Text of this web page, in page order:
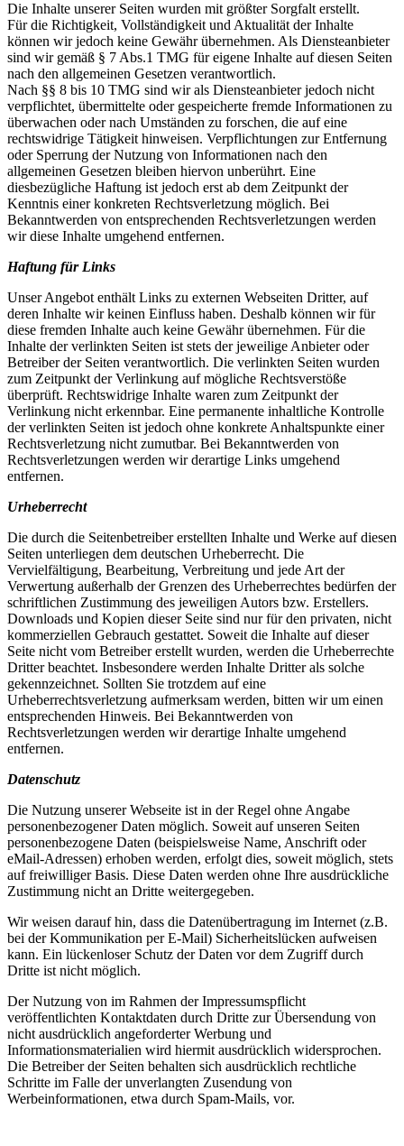
Die Inhalte unserer Seiten wurden mit größter Sorgfalt erstellt.
Für die Richtigkeit, Vollständigkeit und Aktualität der Inhalte
können wir jedoch keine Gewähr übernehmen. Als Diensteanbieter
sind wir gemäß § 7 Abs.1 TMG für eigene Inhalte auf diesen Seiten
nach den allgemeinen Gesetzen verantwortlich.
Nach §§ 8 bis 10 TMG sind wir als Diensteanbieter jedoch nicht
verpflichtet, übermittelte oder gespeicherte fremde Informationen zu
überwachen oder nach Umständen zu forschen, die auf eine
rechtswidrige Tätigkeit hinweisen. Verpflichtungen zur Entfernung
oder Sperrung der Nutzung von Informationen nach den
allgemeinen Gesetzen bleiben hiervon unberührt. Eine
diesbezügliche Haftung ist jedoch erst ab dem Zeitpunkt der
Kenntnis einer konkreten Rechtsverletzung möglich. Bei
Bekanntwerden von entsprechenden Rechtsverletzungen werden
wir diese Inhalte umgehend entfernen.
Haftung für Links
Unser Angebot enthält Links zu externen Webseiten Dritter, auf
deren Inhalte wir keinen Einfluss haben. Deshalb können wir für
diese fremden Inhalte auch keine Gewähr übernehmen. Für die
Inhalte der verlinkten Seiten ist stets der jeweilige Anbieter oder
Betreiber der Seiten verantwortlich. Die verlinkten Seiten wurden
zum Zeitpunkt der Verlinkung auf mögliche Rechtsverstöße
überprüft. Rechtswidrige Inhalte waren zum Zeitpunkt der
Verlinkung nicht erkennbar. Eine permanente inhaltliche Kontrolle
der verlinkten Seiten ist jedoch ohne konkrete Anhaltspunkte einer
Rechtsverletzung nicht zumutbar. Bei Bekanntwerden von
Rechtsverletzungen werden wir derartige Links umgehend
entfernen.
Urheberrecht
Die durch die Seitenbetreiber erstellten Inhalte und Werke auf diesen
Seiten unterliegen dem deutschen Urheberrecht. Die
Vervielfältigung, Bearbeitung, Verbreitung und jede Art der
Verwertung außerhalb der Grenzen des Urheberrechtes bedürfen der
schriftlichen Zustimmung des jeweiligen Autors bzw. Erstellers.
Downloads und Kopien dieser Seite sind nur für den privaten, nicht
kommerziellen Gebrauch gestattet. Soweit die Inhalte auf dieser
Seite nicht vom Betreiber erstellt wurden, werden die Urheberrechte
Dritter beachtet. Insbesondere werden Inhalte Dritter als solche
gekennzeichnet. Sollten Sie trotzdem auf eine
Urheberrechtsverletzung aufmerksam werden, bitten wir um einen
entsprechenden Hinweis. Bei Bekanntwerden von
Rechtsverletzungen werden wir derartige Inhalte umgehend
entfernen.
Datenschutz
Die Nutzung unserer Webseite ist in der Regel ohne Angabe
personenbezogener Daten möglich. Soweit auf unseren Seiten
personenbezogene Daten (beispielsweise Name, Anschrift oder
eMail-Adressen) erhoben werden, erfolgt dies, soweit möglich, stets
auf freiwilliger Basis. Diese Daten werden ohne Ihre ausdrückliche
Zustimmung nicht an Dritte weitergegeben.
Wir weisen darauf hin, dass die Datenübertragung im Internet (z.B.
bei der Kommunikation per E-Mail) Sicherheitslücken aufweisen
kann. Ein lückenloser Schutz der Daten vor dem Zugriff durch
Dritte ist nicht möglich.
Der Nutzung von im Rahmen der Impressumspflicht
veröffentlichten Kontaktdaten durch Dritte zur Übersendung von
nicht ausdrücklich angeforderter Werbung und
Informationsmaterialien wird hiermit ausdrücklich widersprochen.
Die Betreiber der Seiten behalten sich ausdrücklich rechtliche
Schritte im Falle der unverlangten Zusendung von
Werbeinformationen, etwa durch Spam-Mails, vor.